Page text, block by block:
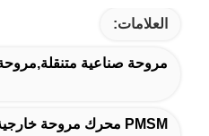
صناعية متنقلة,مروحة صناعية